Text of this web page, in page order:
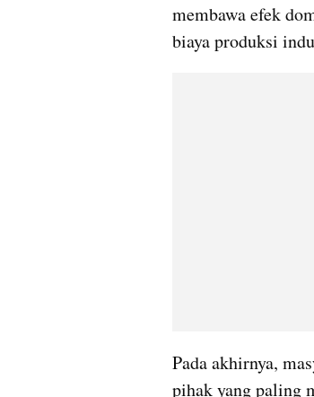
membawa efek
biaya produksi
Pada akhirnya,
pihak yang paling